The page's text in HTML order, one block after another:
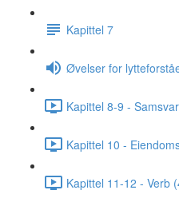
Kapittel 7
Øvelser for
Kapittel 8-9 -
Kapittel 10 -
Kapittel 11-12 - Verb